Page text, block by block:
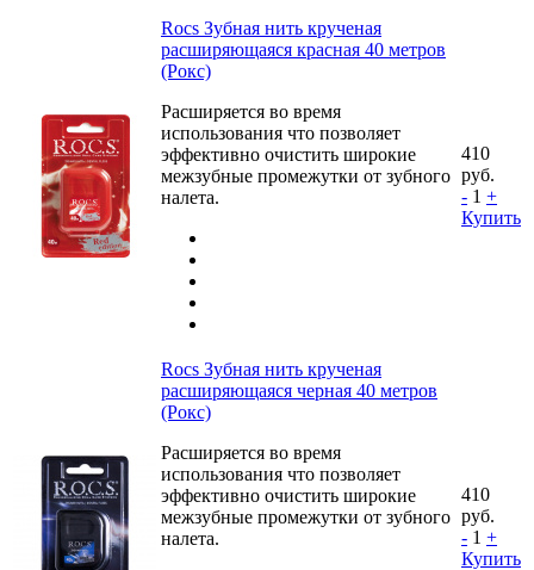
Rocs Зубная нить крученая
расширяющаяся красная 40 метров
(Рокс)
Расширяется во время
использования что позволяет
эффективно очистить широкие
межзубные промежутки от зубного
налета.
410
руб.
- 1 +
Купить
Rocs Зубная нить крученая
расширяющаяся черная 40 метров
(Рокс)
Расширяется во время
использования что позволяет
эффективно очистить широкие
межзубные промежутки от зубного
налета.
410
руб.
- 1 +
Купить